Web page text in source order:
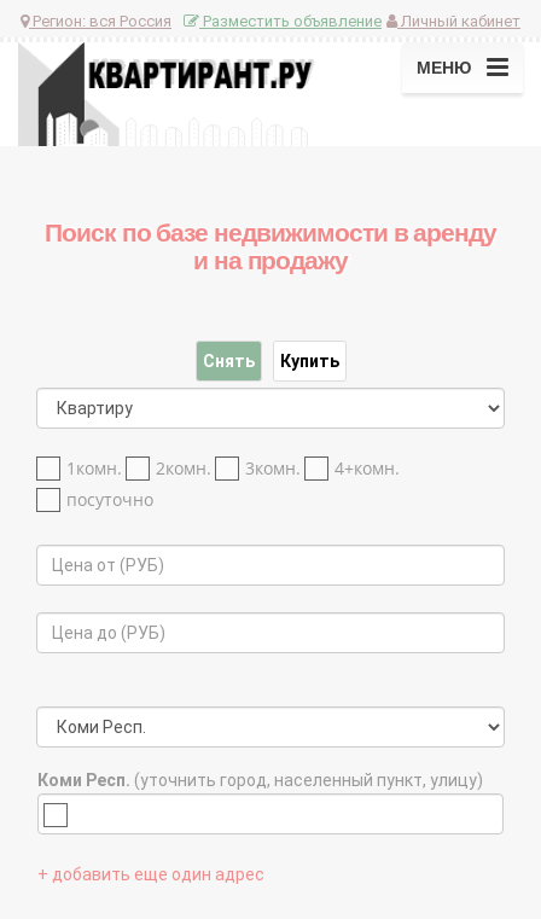
Регион: вся Россия Личный кабинет
Разместить объявление
МЕНЮ
Поиск по базе недвижимости в аренду
и на продажу
Снять Купить
1комн. 2комн. 3комн.
4+комн.
посуточно
Коми Респ. (уточнить город, населенный пункт, улицу)
+ добавить еще один адрес